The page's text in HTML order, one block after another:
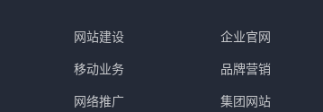
网站建设
移动业务
网络推广
企业官网
品牌营销
集团网站